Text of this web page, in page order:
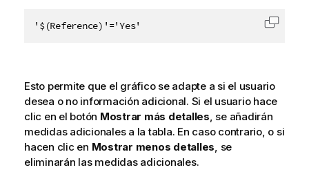
'$(Reference)'='Yes' Copiar
Esto permite que el gráfico se adapte a si el usuario
desea o no información adicional. Si el usuario hace
clic en el botón Mostrar más detalles, se añadirán
medidas adicionales a la tabla. En caso contrario, o si
hacen clic en Mostrar menos detalles, se
eliminarán las medidas adicionales.